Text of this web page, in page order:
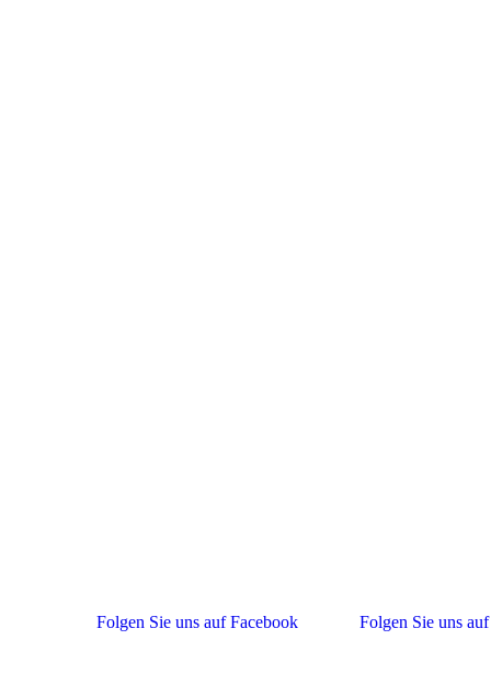
Folgen Sie uns auf Facebook Folgen Sie uns